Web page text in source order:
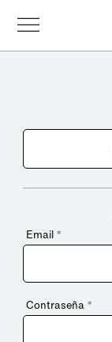
Email *
Contraseña *